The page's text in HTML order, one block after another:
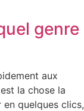
genre
aux
la chose la
quelques clics,